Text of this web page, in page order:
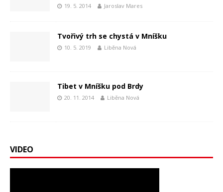
19. 5. 2014 Jaroslav Mares
Tvořivý trh se chystá v Mníšku
10. 5. 2019 Liběna Nová
Tibet v Mníšku pod Brdy
20. 11. 2014 Liběna Nová
VIDEO